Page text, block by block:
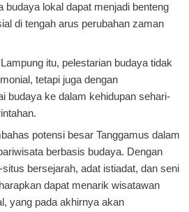
budaya lokal dapat menjadi benteng
di tengah arus perubahan zaman
itu, pelestarian budaya tidak
tetapi juga dengan
budaya ke dalam kehidupan sehari-
potensi besar Tanggamus dalam
berbasis budaya. Dengan
bersejarah, adat istiadat, dan seni
dapat menarik wisatawan
yang pada akhirnya akan